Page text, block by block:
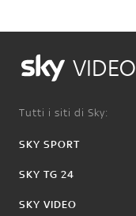
VIDEO
Tutti i siti di Sky:
SKY SPORT
SKY TG 24
SKY VIDEO